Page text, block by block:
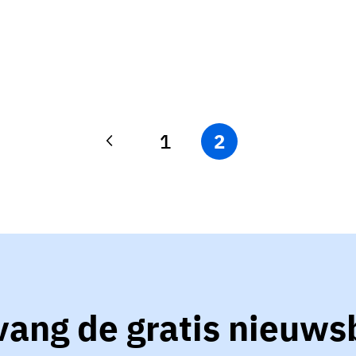
1 2
de gratis